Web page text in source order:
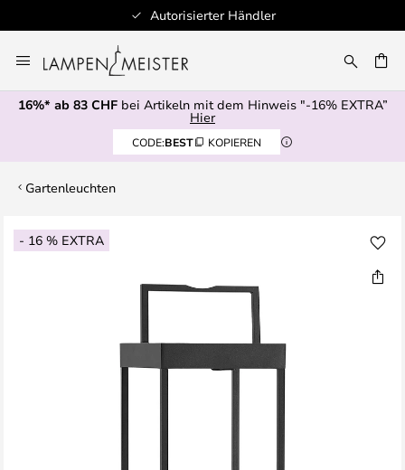
Autorisierter Händler
Inhalt
springen
16%* ab 83 CHFbei Artikeln mit dem Hinweis "-16% EXTRA”
Hier
CODE:BEST KOPIEREN
Gartenleuchten
- 16 % EXTRA
Zum
Ende